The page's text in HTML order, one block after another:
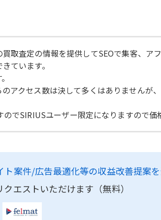
査定の情報を提供してSEOで集客、ア
ています。
アクセス数は決して多くはありませんが
でSIRIUSユーザー限定になりますので価
ト案件/広告最適化等の収益改善提案
エストいただけます（無料）